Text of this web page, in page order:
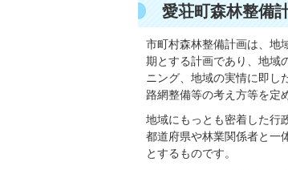
愛荘町森林整備
市町村森林整備計画は、地
期とする計画であり、地域
ニング、地域の実情に即し
路網整備等の考え方等を定
地域にもっとも密着した行
都道府県や林業関係者と一
とするものです。